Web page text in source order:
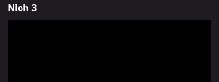
Nioh 3